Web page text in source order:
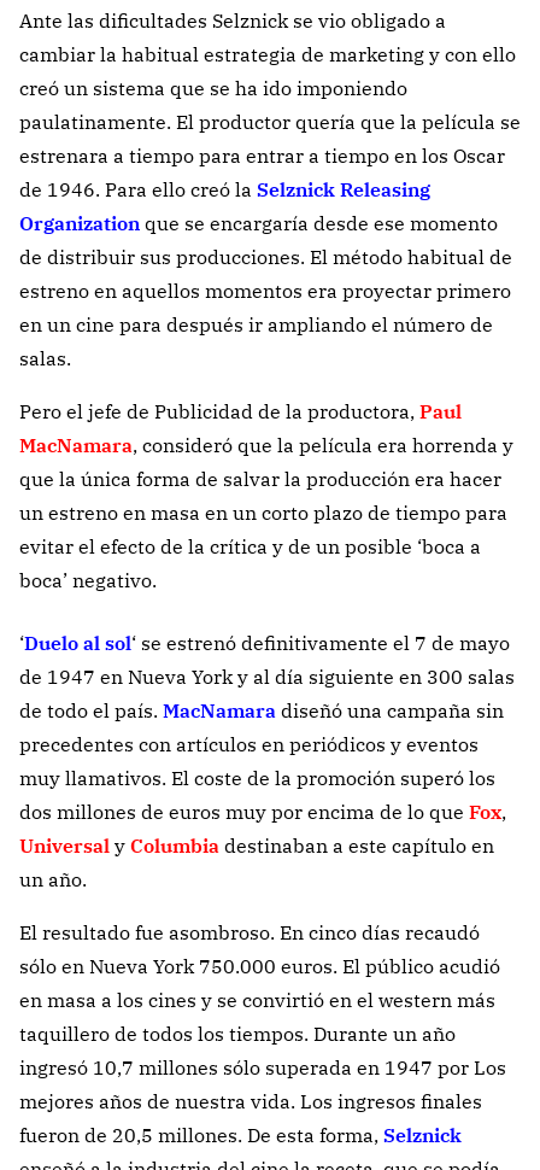
Ante las dificultades Selznick se vio obligado a
cambiar la habitual estrategia de marketing y con ello
creó un sistema que se ha ido imponiendo
paulatinamente. El productor quería que la película se
estrenara a tiempo para entrar a tiempo en los Oscar
de 1946. Para ello creó la Selznick Releasing
Organization que se encargaría desde ese momento
de distribuir sus producciones. El método habitual de
estreno en aquellos momentos era proyectar primero
en un cine para después ir ampliando el número de
salas.
Pero el jefe de Publicidad de la productora, Paul
MacNamara, consideró que la película era horrenda y
que la única forma de salvar la producción era hacer
un estreno en masa en un corto plazo de tiempo para
evitar el efecto de la crítica y de un posible ‘boca a
boca’ negativo.
‘Duelo al sol‘ se estrenó definitivamente el 7 de mayo
de 1947 en Nueva York y al día siguiente en 300 salas
de todo el país. MacNamara diseñó una campaña sin
precedentes con artículos en periódicos y eventos
muy llamativos. El coste de la promoción superó los
dos millones de euros muy por encima de lo que Fox,
Universal y Columbia destinaban a este capítulo en
un año.
El resultado fue asombroso. En cinco días recaudó
sólo en Nueva York 750.000 euros. El público acudió
en masa a los cines y se convirtió en el western más
taquillero de todos los tiempos. Durante un año
ingresó 10,7 millones sólo superada en 1947 por Los
mejores años de nuestra vida. Los ingresos finales
fueron de 20,5 millones. De esta forma, Selznick